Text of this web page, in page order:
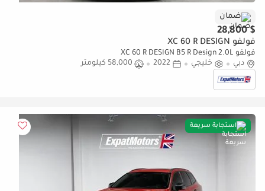
ضمان
$ 28,800
فولفو XC 60 R DESIGN
فولفو XC 60 R DESIGN B5 R Design 2.0L
دبي
خليجي 2022 58,000 كيلومتر
استجابة سريعة